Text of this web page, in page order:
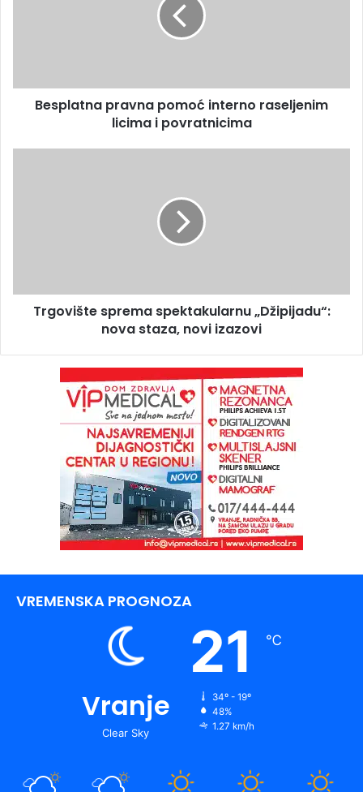
Besplatna pravna pomoć interno raseljenim
licima i povratnicima
Trgovište sprema spektakularnu „Džipijadu“:
nova staza, novi izazovi
VREMENSKA PROGNOZA
Vranje
Clear Sky
21 ℃
34º - 19º
48%
1.27 km/h